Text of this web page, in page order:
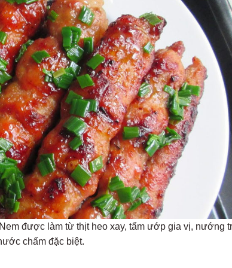
được làm từ thịt heo xay, tẩm ướp gia vị, nướng
chấm đặc biệt.